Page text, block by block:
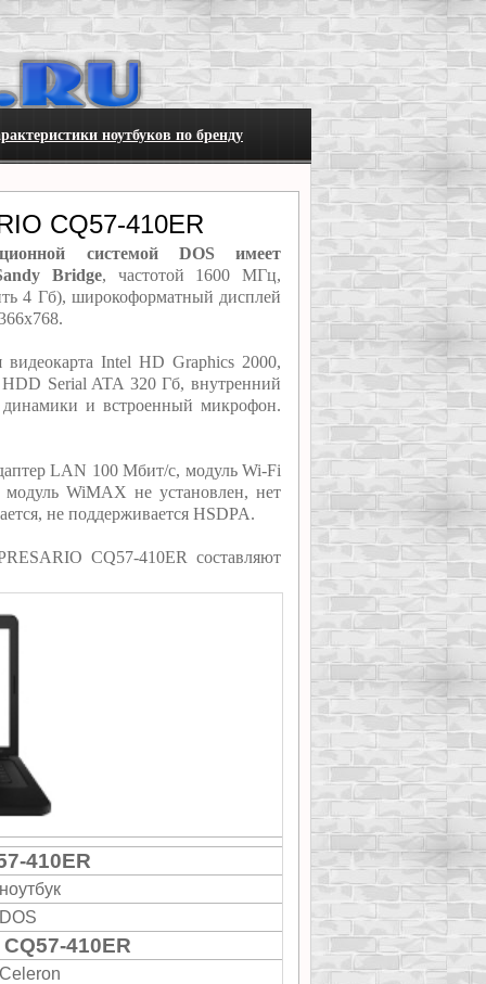
ноутбуков по бренду
CQ57-410ER
системой DOS имеет
Bridge, частотой 1600 МГц,
4 Гб), широкоформатный дисплей
Intel HD Graphics 2000,
Serial ATA 320 Гб, внутренний
и встроенный микрофон.
LAN 100 Мбит/с, модуль Wi-Fi
WiMAX не установлен, нет
не поддерживается HSDPA.
CQ57-410ER составляют
410ER
ноутбук
DOS
410ER
Celeron